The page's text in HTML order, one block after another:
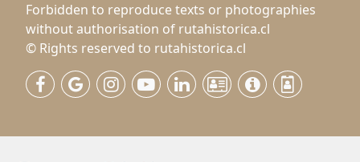
Forbidden to reproduce texts or photographies
without authorisation of rutahistorica.cl
© Rights reserved to rutahistorica.cl